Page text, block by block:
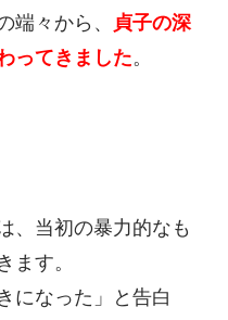
端々から、
貞子の深
ってきました。
、当初の暴力的なも
ます。
になった」と告白